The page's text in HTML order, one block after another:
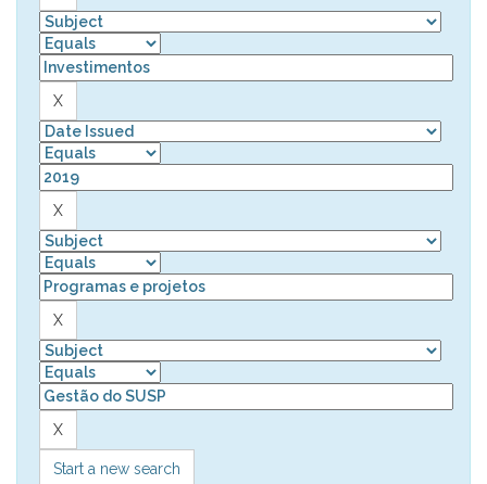
Start a new search